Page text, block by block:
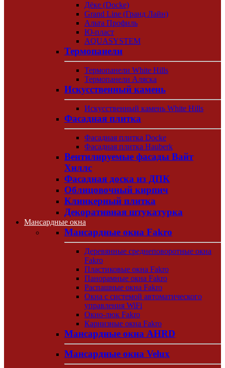
Дёке (Docke)
Grand Line (Гранд Лайн)
Альта Профиль
Ю-пласт
AQUASYSTEM
Термопанели
Термопанели White Hills
Термопанели Аляска
Искусственный камень
Искусственный камень White Hills
Фасадная плитка
Фасадная плитка Docke
Фасадная плитка Hauberk
Вентилируемые фасады Вайт
Хиллс
Фасадная доска из ДПК
Облицовочный кирпич
Клинкерный плитка
Декоративная штукатурка
Мансардные окна
Мансардные окна Fakro
Деревянные среднеповоротные окна
Fakro
Пластиковые окна Fakro
Панорамные окна Fakro
Распашные окна Fakro
Окна с системой автоматического
управления WiFi
Окно-люк Fakro
Карнизные окна Fakro
Мансардные окна AHRD
Мансардные окна Velux